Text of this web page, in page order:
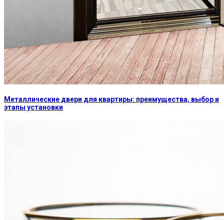
Металлические двери для квартиры: преимущества, выбор и
этапы установки